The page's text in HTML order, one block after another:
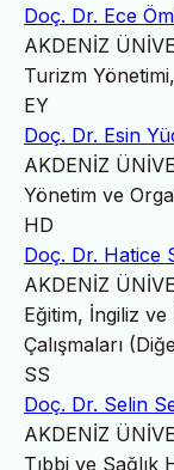
Doç. Dr. Ece
AKDENİZ
Turizm
EY
Doç. Dr. Esin
AKDENİZ
Yönetim ve
HD
Doç. Dr. Hatice
AKDENİZ
Eğitim, İngiliz
Çalışmaları
SS
Doç. Dr. Selin
AKDENİZ
Tıbbi ve